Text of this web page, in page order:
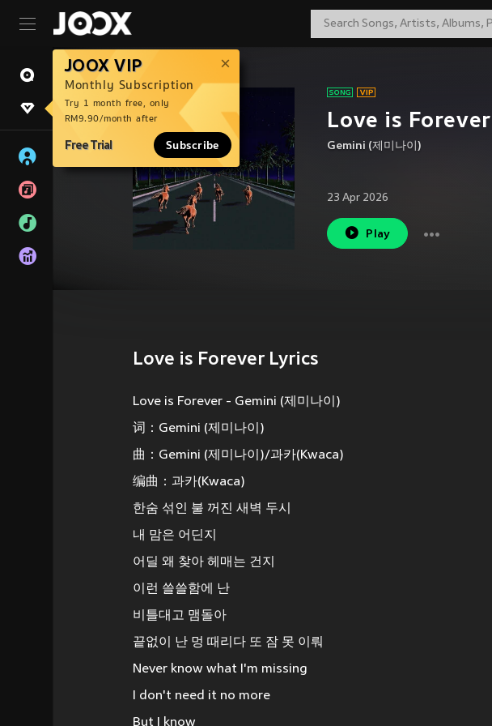
JOOX VIP
Monthly Subscription
Try 1 month free, only
RM9.90/month after
Free Trial Subscribe
Love is Forever
Gemini (제미나이)
23 Apr 2026
Play
Love is Forever Lyrics
Love is Forever - Gemini (제미나이)
词：Gemini (제미나이)
曲：Gemini (제미나이)/과카(Kwaca)
编曲：과카(Kwaca)
한숨 섞인 불 꺼진 새벽 두시
내 맘은 어딘지
어딜 왜 찾아 헤매는 건지
이런 쓸쓸함에 난
비틀대고 맴돌아
끝없이 난 멍 때리다 또 잠 못 이뤄
Never know what I'm missing
I don't need it no more
But I know